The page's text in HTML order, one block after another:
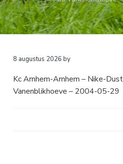
a
v
i
o
u
d
k
s
t
8 augustus 2026 by
Kc Arnhem-Arnhem – Nike-
Vanenblikhoeve – 2004-05-29